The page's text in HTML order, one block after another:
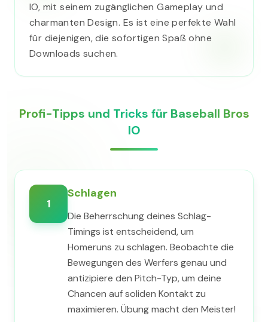
IO, mit seinem zugänglichen Gameplay und
charmanten Design. Es ist eine perfekte Wahl
für diejenigen, die sofortigen Spaß ohne
Downloads suchen.
Profi-Tipps und Tricks für Baseball Bros
IO
1
Schlagen
Die Beherrschung deines Schlag-
Timings ist entscheidend, um
Homeruns zu schlagen. Beobachte die
Bewegungen des Werfers genau und
antizipiere den Pitch-Typ, um deine
Chancen auf soliden Kontakt zu
maximieren. Übung macht den Meister!